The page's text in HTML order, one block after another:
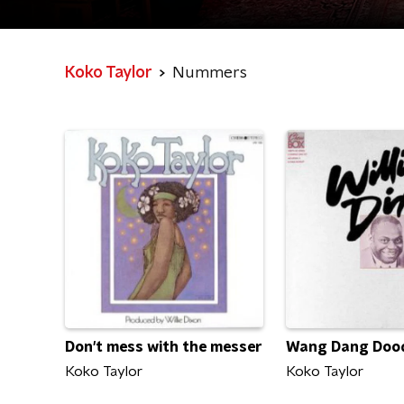
Koko Taylor Nummers
Don't mess with the messer
Koko Taylor
Wang Dang
Koko Taylor